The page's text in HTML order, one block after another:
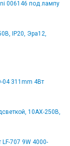
006146 под лампу
IP20, Эра12,
04 311mm 4Вт
10АХ-250В,
707 9W 4000-